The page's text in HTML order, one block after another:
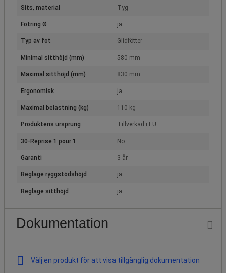
Sits, material Tyg
Fotring Ø ja
Typ av fot Glidfötter
Minimal sitthöjd (mm) 580 mm
Maximal sitthöjd (mm) 830 mm
Ergonomisk ja
Maximal belastning (kg) 110 kg
Produktens ursprung Tillverkad i EU
30-Reprise 1 pour 1 No
Garanti 3 år
Reglage ryggstödshöjd ja
Reglage sitthöjd ja
Dokumentation
Välj en produkt för att visa tillgänglig dokumentation